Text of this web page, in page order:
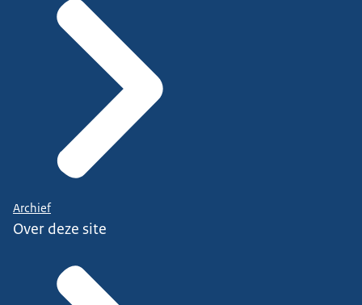
Archief
Over deze site